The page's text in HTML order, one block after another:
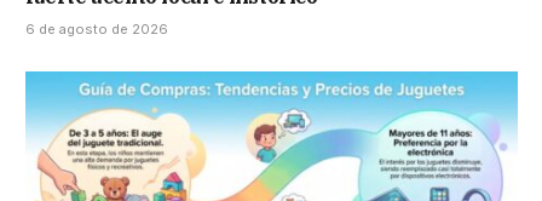
6 de agosto de 2026